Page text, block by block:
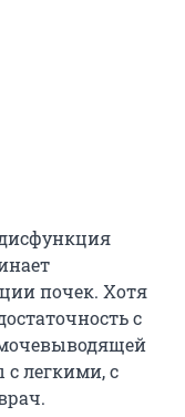
почек. Хотя
с
легкими, с